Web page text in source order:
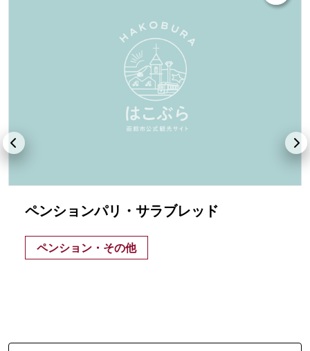
ペンションパリ・サラブレッド
ペンション・その他